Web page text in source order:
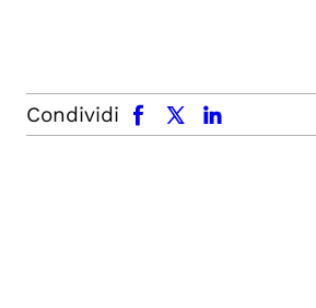
Condividi
facebook x.com linkedin